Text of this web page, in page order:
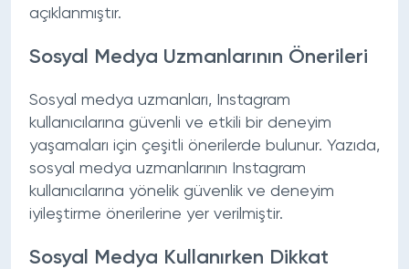
açıklanmıştır.
Sosyal Medya Uzmanlarının Önerileri
Sosyal medya uzmanları, Instagram
kullanıcılarına güvenli ve etkili bir deneyim
yaşamaları için çeşitli önerilerde bulunur. Yazıda,
sosyal medya uzmanlarının Instagram
kullanıcılarına yönelik güvenlik ve deneyim
iyileştirme önerilerine yer verilmiştir.
Sosyal Medya Kullanırken Dikkat